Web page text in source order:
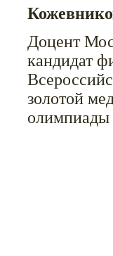
Доцент
кандидат
золотой
олимпиады